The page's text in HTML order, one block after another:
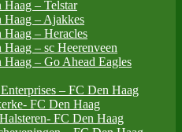
Haag – Telstar
Haag – Ajakkes
Haag – Heracles
– sc Heerenveen
Haag – Go Ahead Eagles
– FC Den Haag
FC Den Haag
FC Den Haag